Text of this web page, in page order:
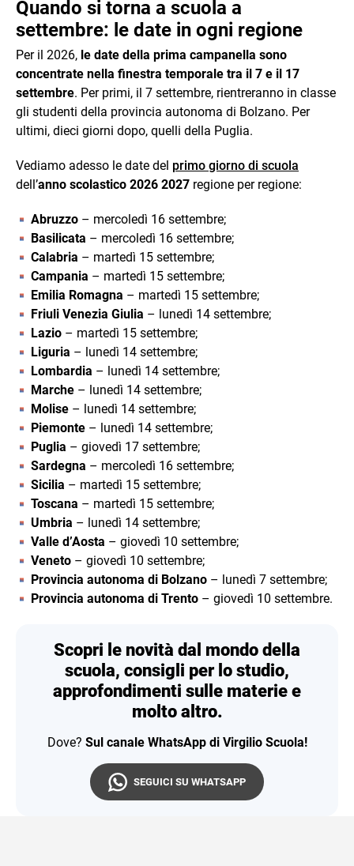
Quando si torna a scuola a
settembre: le date in ogni regione
Per il 2026, le date della prima campanella sono
concentrate nella finestra temporale tra il 7 e il 17
settembre. Per primi, il 7 settembre, rientreranno in classe
gli studenti della provincia autonoma di Bolzano. Per
ultimi, dieci giorni dopo, quelli della Puglia.
Vediamo adesso le date del primo giorno di scuola
dell’anno scolastico 2026 2027 regione per regione:
Abruzzo – mercoledì 16 settembre;
Basilicata – mercoledì 16 settembre;
Calabria – martedì 15 settembre;
Campania – martedì 15 settembre;
Emilia Romagna – martedì 15 settembre;
Friuli Venezia Giulia – lunedì 14 settembre;
Lazio – martedì 15 settembre;
Liguria – lunedì 14 settembre;
Lombardia – lunedì 14 settembre;
Marche – lunedì 14 settembre;
Molise – lunedì 14 settembre;
Piemonte – lunedì 14 settembre;
Puglia – giovedì 17 settembre;
Sardegna – mercoledì 16 settembre;
Sicilia – martedì 15 settembre;
Toscana – martedì 15 settembre;
Umbria – lunedì 14 settembre;
Valle d’Aosta – giovedì 10 settembre;
Veneto – giovedì 10 settembre;
Provincia autonoma di Bolzano – lunedì 7 settembre;
Provincia autonoma di Trento – giovedì 10 settembre.
Scopri le novità dal mondo della
scuola, consigli per lo studio,
approfondimenti sulle materie e
molto altro.
Dove? Sul canale WhatsApp di Virgilio Scuola!
SEGUICI SU WHATSAPP